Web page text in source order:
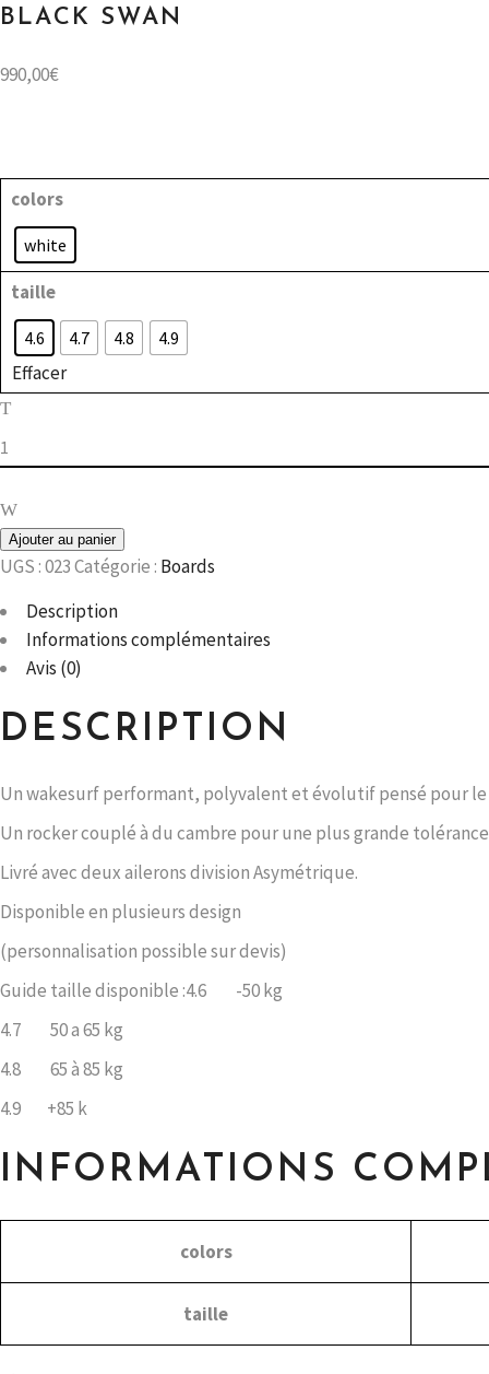
BLACK SWAN
990,00€
colors
white
taille
4.6 4.7 4.8 4.9
Effacer
black
quantity
Ajouter au panier
UGS :023Catégorie : Boards
Description
Informations complémentaires
Avis (0)
DESCRIPTION
Un wakesurf performant, polyvalent et évolutif pensé pour
Un rocker couplé à du cambre pour une plus grande
Livré avec deux ailerons division Asymétrique.
Disponible en plusieurs design
(personnalisation possible sur devis)
Guide taille disponible :4.6 -50 kg
4.7 50 a 65 kg
4.8 65 à 85 kg
4.9 +85 k
INFORMATIONS
colors
taille